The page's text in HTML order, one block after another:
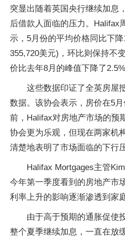
突显出随着英国央行继续加息
后借款人面临的压力。Halifax
示，5月份的平均价格同比下
355,720美元)，环比则保持不
价比去年8月的峰值下降了2.5%
这些数据印证了全英房屋
数据。该协会表示，房价在5
前，Halifax对房地产市场的预
协会更为乐观，但现在两家机
清楚地表明了市场面临的下行
Halifax Mortgages主管
今年第一季度看到的房地产市
利率上升的影响逐渐渗透到家
由于高于预期的通胀促使
整个夏季继续加息，一直在放